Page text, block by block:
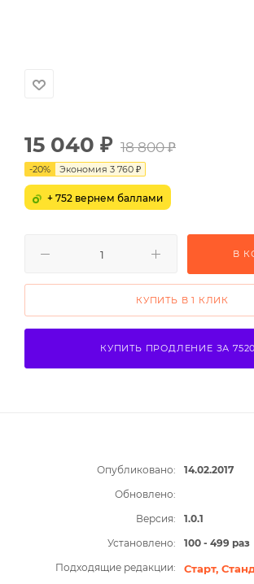
15 040 ₽ 18 800₽
-20% Экономия 3 760 ₽
+ 752 вернем баллами
В
КУПИТЬ В 1 КЛИК
КУПИТЬ ПРОДЛЕНИЕ ЗА
Опубликовано:
14.02.2017
Обновлено:
Версия:
1.0.1
Установлено:
100 - 499 раз
Подходящие редакции:
Старт,